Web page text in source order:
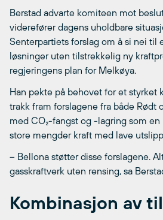
Berstad advarte komiteen mot
viderefører dagens uholdbare
Senterpartiets forslag om å si nei til
løsninger uten tilstrekkelig ny
regjeringens plan for Melkøya.
Han pekte på behovet for et styrket
trakk fram forslagene fra både Rødt
med CO₂-fangst og -lagring som
store mengder kraft med lave
– Bellona støtter disse forslagene.
gasskraftverk uten rensing, sa
Kombinasjon av